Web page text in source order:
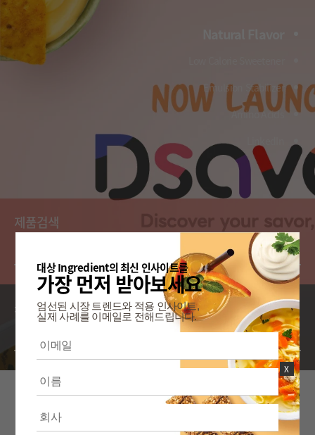
X
대상 Ingredient의 최신 인사이트를
가장 먼저 받아보세요
엄선된 시장 트렌드와 적용 인사이트,
실제 사례를 이메일로 전해드립니다.
Emulsion Stabilizer
Amino Acids
제품검색
카테고리 검색